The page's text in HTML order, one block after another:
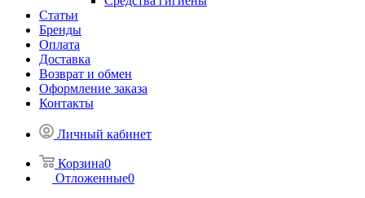
Статьи
Бренды
Оплата
Доставка
Возврат и обмен
Оформление заказа
Контакты
Личный кабинет
Корзина0
Отложенные0